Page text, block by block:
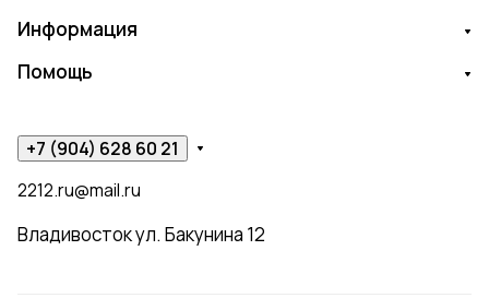
Информация
Помощь
+7 (904) 628 60 21
2212.ru@mail.ru
Владивосток ул. Бакунина 12